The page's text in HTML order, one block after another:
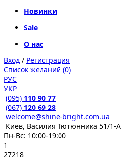
Новинки
Sale
О нас
Вход / Регистрация
Список желаний (0)
РУС
УКР
(095) 110 90 77
(067) 120 69 28
welcome@shine-bright.com.ua
Киев, Василия Тютюнника 51/1-А
Пн-Вс: 10:00-19:00
1
27218